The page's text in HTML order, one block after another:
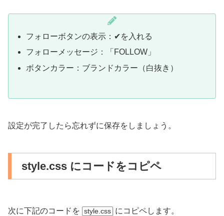
フォローボタンの表示：✔︎を入れる
フォローメッセージ：「FOLLOW」
ボタンカラー：ブランドカラー（白抜き）
設定が完了したら忘れずに保存をしましょう。
style.css にコードをコピペ
次に下記のコードを style.css にコピペします。